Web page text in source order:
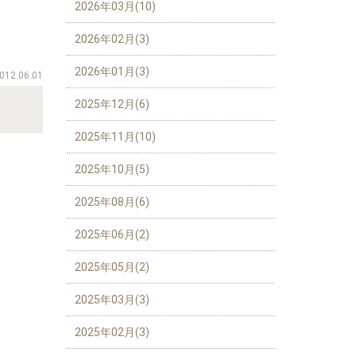
2026年03月(10)
2026年02月(3)
2026年01月(3)
2025年12月(6)
2025年11月(10)
2025年10月(5)
2025年08月(6)
2025年06月(2)
2025年05月(2)
2025年03月(3)
2025年02月(3)